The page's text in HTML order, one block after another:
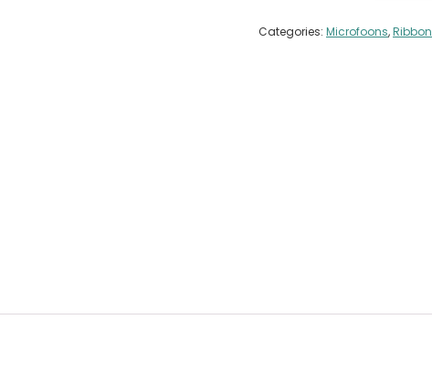
Categories: Microfoons,Ribbon